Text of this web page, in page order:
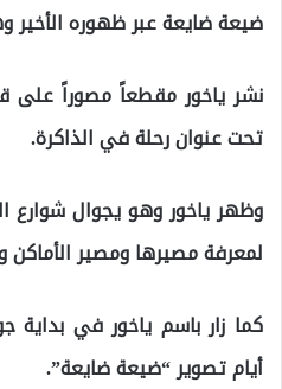
ضيعة ضايعة عبر ظهوره الأخير
نشر ياخور مقطعاً مصوراً على
تحت عنوان رحلة في الذاكرة.
وظهر ياخور وهو يجوال
لمعرفة مصيرها ومصير الأماكن
كما زار باسم ياخور في بداية
أيام تصوير “ضيعة ضايعة”.